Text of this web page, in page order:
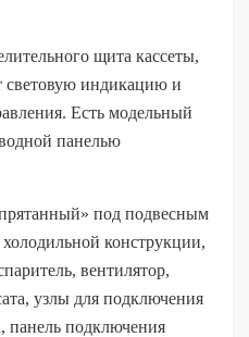
щита кассеты,
световую индикацию и
Есть модельный
панелью
под подвесным
конструкции,
вентилятор,
узлы для подключения
панель подключения